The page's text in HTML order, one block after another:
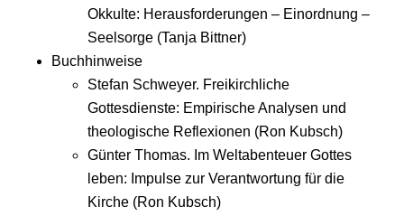
Okkulte: Herausforderungen – Einordnung –
Seelsorge (Tanja Bittner)
Buchhinweise
Stefan Schweyer. Freikirchliche
Gottesdienste: Empirische Analysen und
theologische Reflexionen (Ron Kubsch)
Günter Thomas. Im Weltabenteuer Gottes
leben: Impulse zur Verantwortung für die
Kirche (Ron Kubsch)